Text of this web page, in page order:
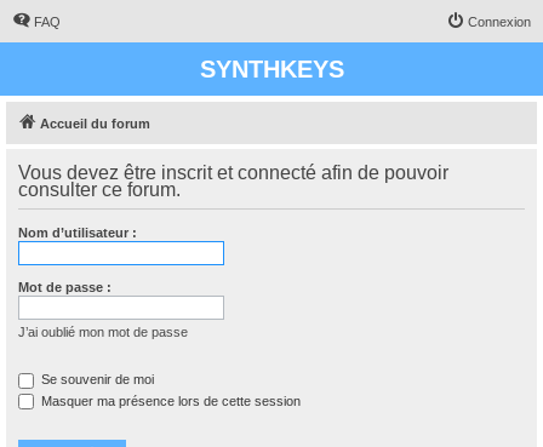
FAQ Connexion
SYNTHKEYS
Accueil du forum
Vous devez être inscrit et connecté afin de pouvoir
consulter ce forum.
Nom d’utilisateur :
Mot de passe :
J’ai oublié mon mot de passe
Se souvenir de moi
Masquer ma présence lors de cette session